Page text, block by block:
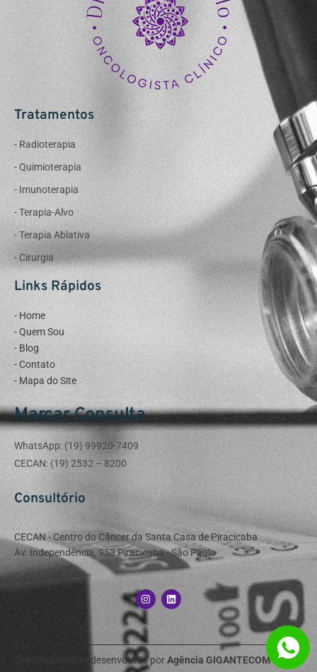
Tratamentos
- Radioterapia
- Quimioterapia
- Imunoterapia
- Terapia-Alvo
- Terapia Ablativa
- Cirurgia
Links Rápidos
- Home
- Quem Sou
- Blog
- Contato
- Mapa do Site
Marcar Consulta
WhatsApp: (19) 99920-7409​
CECAN: (19) 2532 – 8200
Consultório
CECAN - Centro do Câncer da Santa Casa de Piracicaba
Av. Independência, 953 Piracicaba - São Paulo
Orgulhosamente desenvolvido porAgência GIGANTECOM Digital